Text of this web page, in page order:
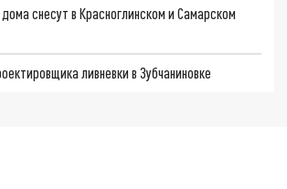
снесут в Красноглинском и Самарском
ливневки в Зубчаниновке